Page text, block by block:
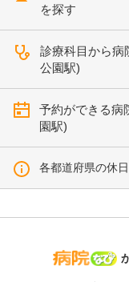
を探す
診療科目から病
公園駅)
予約ができる病
園駅)
各都道府県の休